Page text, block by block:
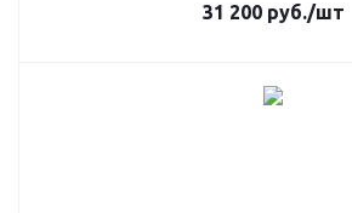
31 200руб./шт